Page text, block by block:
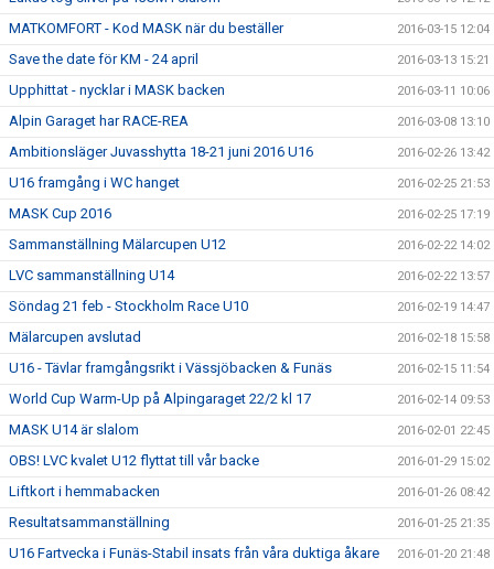
MATKOMFORT - Kod MASK när du beställer 2016-03-15 12:04
Save the date för KM - 24 april 2016-03-13 15:21
Upphittat - nycklar i MASK backen 2016-03-11 10:06
Alpin Garaget har RACE-REA 2016-03-08 13:10
Ambitionsläger Juvasshytta 18-21 juni 2016 U16 2016-02-26 13:42
U16 framgång i WC hanget 2016-02-25 21:53
MASK Cup 2016 2016-02-25 17:19
Sammanställning Mälarcupen U12 2016-02-22 14:02
LVC sammanställning U14 2016-02-22 13:57
Söndag 21 feb - Stockholm Race U10 2016-02-19 14:47
Mälarcupen avslutad 2016-02-18 15:58
U16 - Tävlar framgångsrikt i Vässjöbacken & Funäs 2016-02-15 11:54
World Cup Warm-Up på Alpingaraget 22/2 kl 17 2016-02-14 09:53
MASK U14 är slalom 2016-02-01 22:45
OBS! LVC kvalet U12 flyttat till vår backe 2016-01-29 15:02
Liftkort i hemmabacken 2016-01-26 08:42
Resultatsammanställning 2016-01-25 21:35
U16 Fartvecka i Funäs-Stabil insats från våra duktiga åkare 2016-01-20 21:48